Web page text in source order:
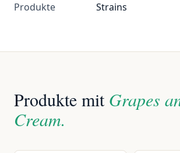
Produkte
Strains
Produkte mit Grapes
Cream.